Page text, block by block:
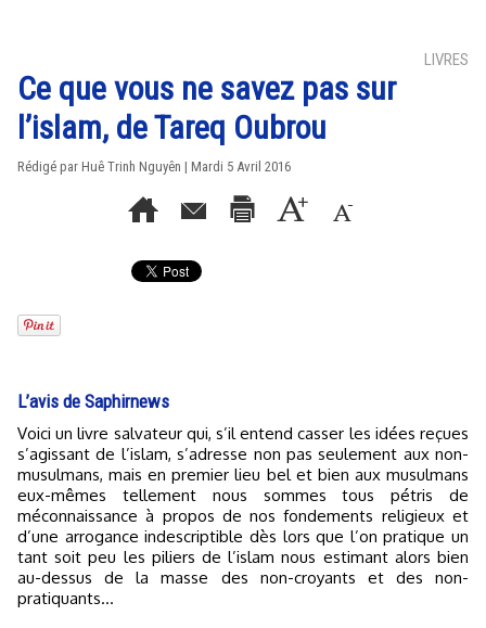
LIVRES
Ce que vous ne savez pas sur
l’islam, de Tareq Oubrou
Rédigé par Huê Trinh Nguyên | Mardi 5 Avril 2016
L’avis de Saphirnews
Voici un livre salvateur qui, s’il entend casser les idées reçues
s’agissant de l’islam, s’adresse non pas seulement aux non-
musulmans, mais en premier lieu bel et bien aux musulmans
eux-mêmes tellement nous sommes tous pétris de
méconnaissance à propos de nos fondements religieux et
d’une arrogance indescriptible dès lors que l’on pratique un
tant soit peu les piliers de l’islam nous estimant alors bien
au-dessus de la masse des non-croyants et des non-
pratiquants…